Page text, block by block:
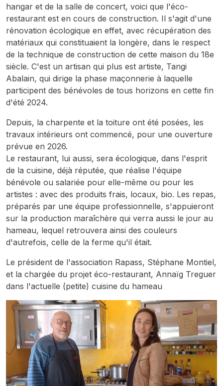
hangar et de la salle de concert, voici que l'éco-
restaurant est en cours de construction. Il s'agit d'une
rénovation écologique en effet, avec récupération des
matériaux qui constituaient la longère, dans le respect
de la technique de construction de cette maison du 18e
siècle. C'est un artisan qui plus est artiste, Tangi
Abalain, qui dirige la phase maçonnerie à laquelle
participent des bénévoles de tous horizons en cette fin
d'été 2024.
Depuis, la charpente et la toiture ont été posées, les
travaux intérieurs ont commencé, pour une ouverture
prévue en 2026.
Le restaurant, lui aussi, sera écologique, dans l'esprit
de la cuisine, déjà réputée, que réalise l'équipe
bénévole ou salariée pour elle-même ou pour les
artistes : avec des produits frais, locaux, bio. Les repas,
préparés par une équipe professionnelle, s'appuieront
sur la production maraîchère qui verra aussi le jour au
hameau, lequel retrouvera ainsi des couleurs
d'autrefois, celle de la ferme qu'il était.
Le président de l'association Rapass, Stéphane Montiel,
et la chargée du projet éco-restaurant, Annaïg Treguer
dans l'actuelle (petite) cuisine du hameau